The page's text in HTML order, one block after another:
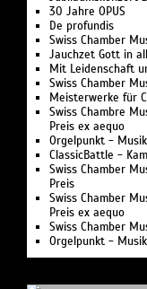
30 Jahre OPUS
De profundis
Swiss Chamber
Jauchzet Gott in
Mit Leidenschaft
Swiss Chamber
Meisterwerke für
Swiss Chambre
Preis ex aequo
Orgelpunkt -
ClassicBattle -
Swiss Chamber
Preis
Swiss Chamber
Preis ex aequo
Swiss Chamber
Orgelpunkt -